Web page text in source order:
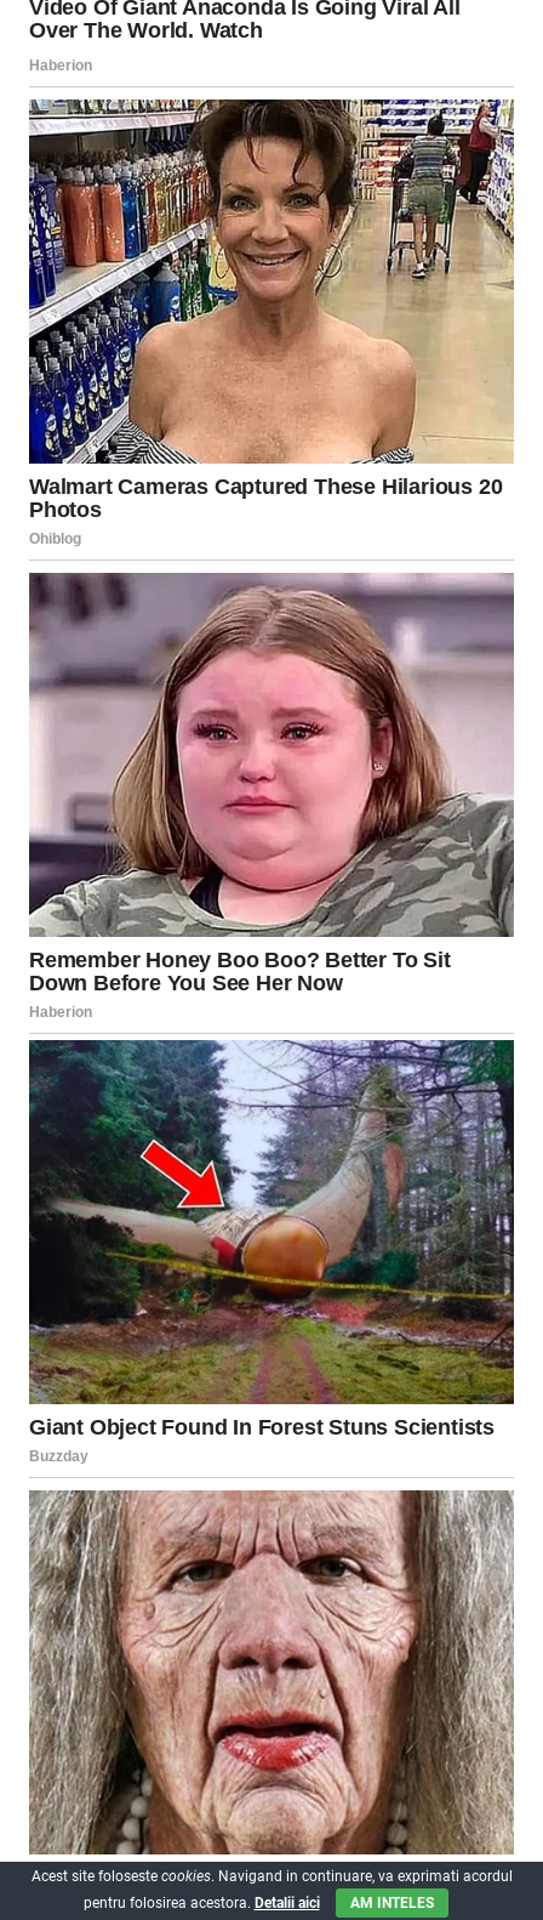
Acest site foloseste cookies. Navigand in continuare, va exprimati acordul
pentru folosirea acestora. Detalii aici AM INTELES